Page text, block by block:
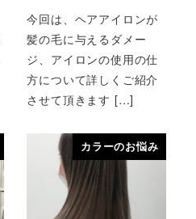
今回は、ヘアアイロンが
髪の毛に与えるダメー
ジ、アイロンの使用の仕
方について詳しくご紹介
させて頂きます […]
カラーのお悩み